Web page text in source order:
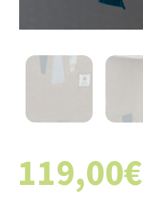
119,00€